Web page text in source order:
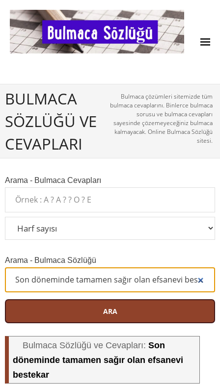
BULMACA
SÖZLÜĞÜ VE
CEVAPLARI
Bulmaca çözümleri sitemizde tüm
bulmaca cevaplarını. Binlerce bulmaca
sorusu ve bulmaca cevapları
sayesinde çözemeyeceğiniz bulmaca
kalmayacak. Online Bulmaca Sözlüğü
sitesi.
Arama - Bulmaca Cevapları
Arama - Bulmaca Sözlüğü
ARA
Bulmaca Sözlüğü ve Cevapları: Son
döneminde tamamen sağır olan efsanevi
bestekar